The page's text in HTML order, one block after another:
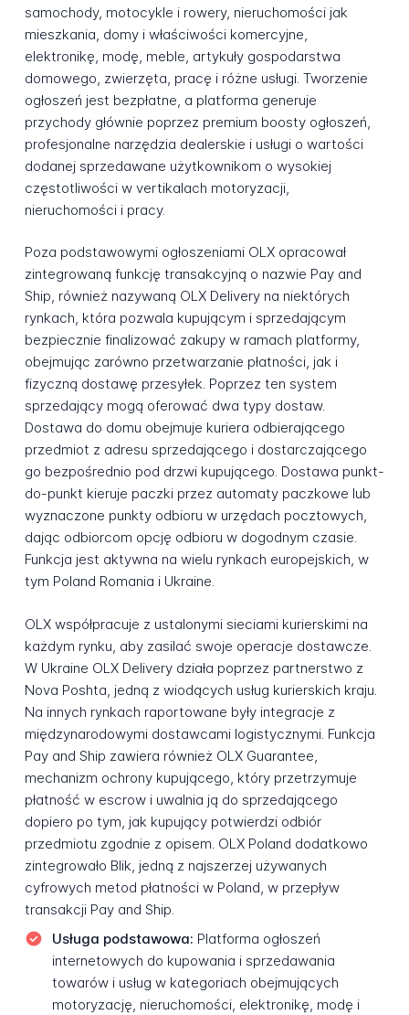
samochody, motocykle i rowery, nieruchomości jak
mieszkania, domy i właściwości komercyjne,
elektronikę, modę, meble, artykuły gospodarstwa
domowego, zwierzęta, pracę i różne usługi. Tworzenie
ogłoszeń jest bezpłatne, a platforma generuje
przychody głównie poprzez premium boosty ogłoszeń,
profesjonalne narzędzia dealerskie i usługi o wartości
dodanej sprzedawane użytkownikom o wysokiej
częstotliwości w vertikalach motoryzacji,
nieruchomości i pracy.
Poza podstawowymi ogłoszeniami OLX opracował
zintegrowaną funkcję transakcyjną o nazwie Pay and
Ship, również nazywaną OLX Delivery na niektórych
rynkach, która pozwala kupującym i sprzedającym
bezpiecznie finalizować zakupy w ramach platformy,
obejmując zarówno przetwarzanie płatności, jak i
fizyczną dostawę przesyłek. Poprzez ten system
sprzedający mogą oferować dwa typy dostaw.
Dostawa do domu obejmuje kuriera odbierającego
przedmiot z adresu sprzedającego i dostarczającego
go bezpośrednio pod drzwi kupującego. Dostawa punkt-
do-punkt kieruje paczki przez automaty paczkowe lub
wyznaczone punkty odbioru w urzędach pocztowych,
dając odbiorcom opcję odbioru w dogodnym czasie.
Funkcja jest aktywna na wielu rynkach europejskich, w
tym Poland Romania i Ukraine.
OLX współpracuje z ustalonymi sieciami kurierskimi na
każdym rynku, aby zasilać swoje operacje dostawcze.
W Ukraine OLX Delivery działa poprzez partnerstwo z
Nova Poshta, jedną z wiodących usług kurierskich kraju.
Na innych rynkach raportowane były integracje z
międzynarodowymi dostawcami logistycznymi. Funkcja
Pay and Ship zawiera również OLX Guarantee,
mechanizm ochrony kupującego, który przetrzymuje
płatność w escrow i uwalnia ją do sprzedającego
dopiero po tym, jak kupujący potwierdzi odbiór
przedmiotu zgodnie z opisem. OLX Poland dodatkowo
zintegrowało Blik, jedną z najszerzej używanych
cyfrowych metod płatności w Poland, w przepływ
transakcji Pay and Ship.
Usługa podstawowa: Platforma ogłoszeń
internetowych do kupowania i sprzedawania
towarów i usług w kategoriach obejmujących
motoryzację, nieruchomości, elektronikę, modę i